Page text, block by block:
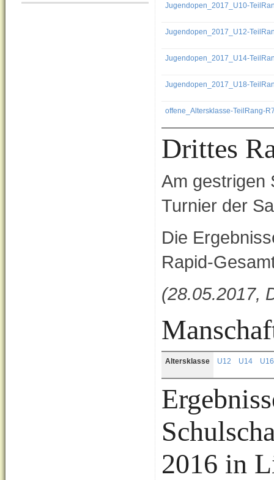
Jugendopen_2017_U10-
Jugendopen_2017_U12-
Jugendopen_2017_U14-
Jugendopen_2017_U18-
offene_Altersklasse-TeilRang-
Drittes
Am gestrigen
Turnier der
Die
Rapid-
(28.05.2017,
Altersklasse U12 U14 U16
2016 in